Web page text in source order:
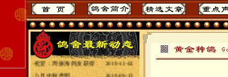
·2020年全国各地赛
2020-10-31
·给全国鸽友拜年
2020-01-25
·最重要声明
2019-11-03
·祝贺：周振海鸽友获得
2019-11-02
·八月中秋声明
2019-09-13